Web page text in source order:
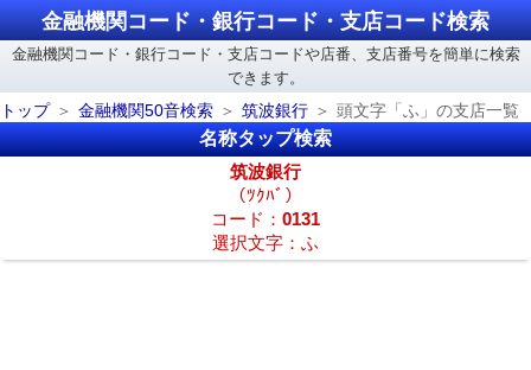
金融機関コード・銀行コード・支店コード検索
金融機関コード・銀行コード・支店コードや店番、支店番号を簡単に検索
できます。
トップ
金融機関50音検索 筑波銀行 頭文字「ふ」の支店一覧
名称タップ検索
筑波銀行
（ﾂｸﾊﾞ）
コード： 0131
選択文字：ふ